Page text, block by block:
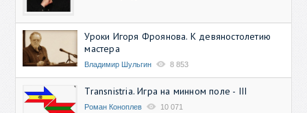
Уроки Игоря Фроянова. К девяностолетию
мастера
Владимир Шульгин 8 853
Transnistria. Игра на минном поле - III
Роман Коноплев 10 071